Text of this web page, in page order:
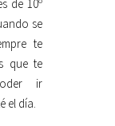
de 10º
se
te
que te
ir
el día.